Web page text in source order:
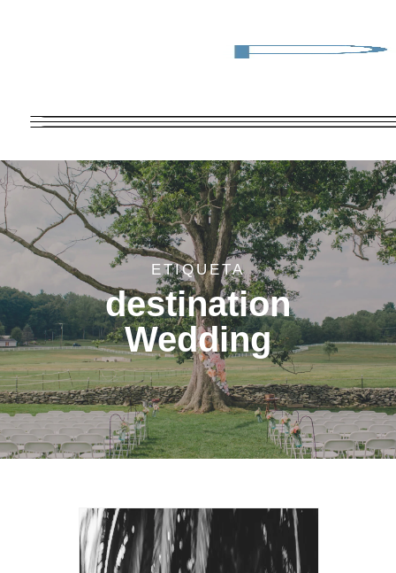
ETIQUETA
destination
Wedding